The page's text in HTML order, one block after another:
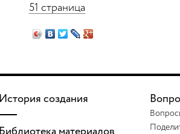
51 страница
История создания
Библиотека материалов